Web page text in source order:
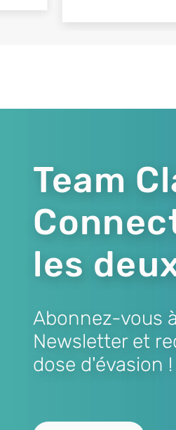
Team
les
Abonnez-vous
Newsletter et
dose d'évasion !